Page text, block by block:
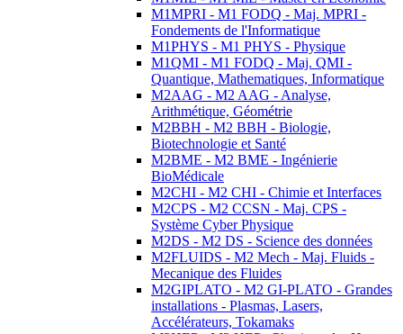
M1MPRI - M1 FODQ - Maj. MPRI -
Fondements de l'Informatique
M1PHYS - M1 PHYS - Physique
M1QMI - M1 FODQ - Maj. QMI -
Quantique, Mathematiques, Informatique
M2AAG - M2 AAG - Analyse,
Arithmétique, Géométrie
M2BBH - M2 BBH - Biologie,
Biotechnologie et Santé
M2BME - M2 BME - Ingénierie
BioMédicale
M2CHI - M2 CHI - Chimie et Interfaces
M2CPS - M2 CCSN - Maj. CPS -
Système Cyber Physique
M2DS - M2 DS - Science des données
M2FLUIDS - M2 Mech - Maj. Fluids -
Mecanique des Fluides
M2GIPLATO - M2 GI-PLATO - Grandes
installations - Plasmas, Lasers,
Accélérateurs, Tokamaks